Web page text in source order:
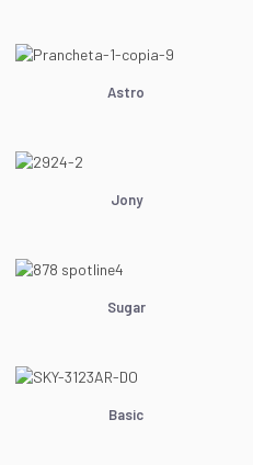
Astro
Jony
Sugar
Basic